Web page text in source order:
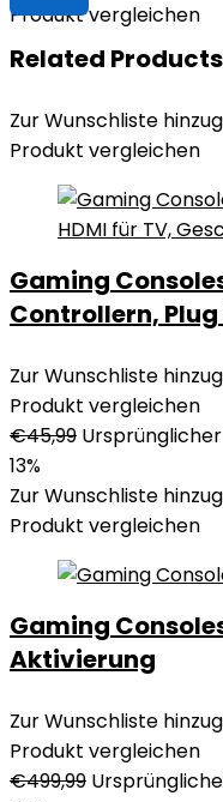
Produkt vergleichen
Related Products
Zur Wunschliste
Produkt vergleichen
Gaming
Controllern, Plug
Zur Wunschliste
Produkt vergleichen
€45,99
13%
Zur Wunschliste
Produkt vergleichen
Gaming
Aktivierung
Zur Wunschliste
Produkt vergleichen
€499,99